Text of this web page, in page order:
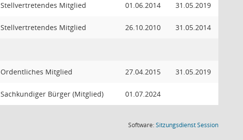
Stellvertretendes Mitglied 01.06.2014 31.05.2019
Stellvertretendes Mitglied 26.10.2010 31.05.2014
Ordentliches Mitglied 27.04.2015 31.05.2019
Sachkundiger Bürger (Mitglied) 01.07.2024
Software:SitzungsdienstSession(Wird in